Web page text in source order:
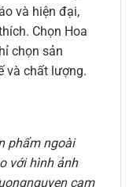
và hiện đại,
Chọn Hoa
chọn sản
và chất lượng.
phẩm ngoài
với hình ảnh
cam